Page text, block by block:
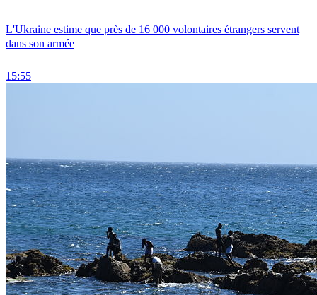
L'Ukraine estime que près de 16 000 volontaires étrangers servent
dans son armée
15:55